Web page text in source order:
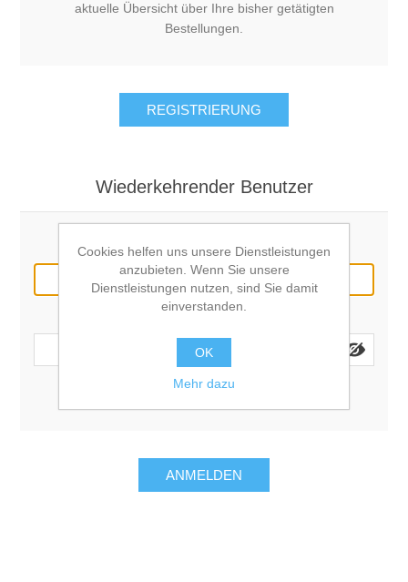
aktuelle Übersicht über Ihre bisher getätigten
Bestellungen.
REGISTRIERUNG
Wiederkehrender Benutzer
E-Mail:
ANMELDEN
Cookies helfen uns unsere Dienstleistungen
anzubieten. Wenn Sie unsere
Dienstleistungen nutzen, sind Sie damit
einverstanden.
OK
Mehr dazu